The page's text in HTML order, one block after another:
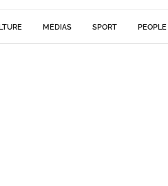
MÉDIAS SPORT PEOPLE